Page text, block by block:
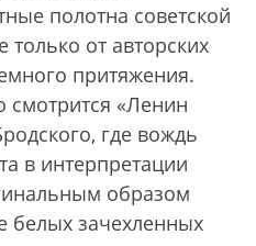
полотна советской
от авторских
притяжения.
«Ленин
где вождь
в интерпретации
образом
белых зачехленных